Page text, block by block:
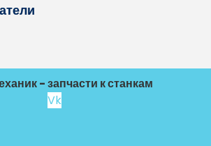
- запчасти к станкам
Vk